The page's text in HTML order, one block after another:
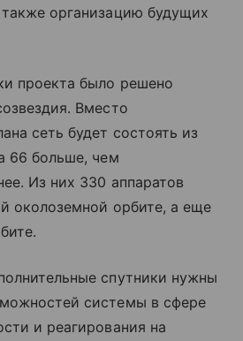
организацию будущих
проекта было решено
Вместо
сеть будет состоять из
66 больше, чем
Из них 330 аппаратов
околоземной орбите, а еще
спутники нужны
системы в сфере
и реагирования на